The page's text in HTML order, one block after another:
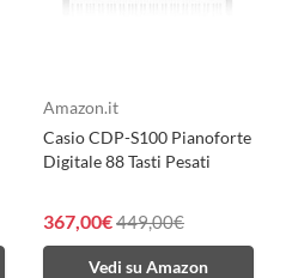
Amazon.it
Casio CDP-S100 Pianoforte
Digitale 88 Tasti Pesati
367,00€449,00€
Vedi su Amazon